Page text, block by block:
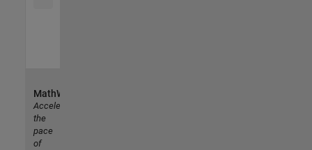
MathWorks
Accelerating
the
pace
of